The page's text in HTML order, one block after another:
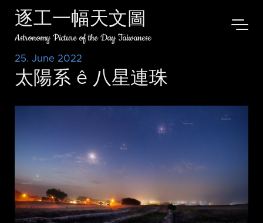
逐工一幅天文圖
Astronomy Picture of the Day Taiwanese
25. June 2022
太陽系 ê 八星連珠